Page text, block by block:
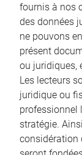
fournis à nos
des données
ne pouvons
présent
ou juridiques,
Les lecteurs
juridique ou
professionnel
stratégie.
considération